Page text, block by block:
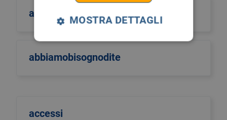
abanto terme
abbiamobisognodite
accessi
MOSTRA DETTAGLI